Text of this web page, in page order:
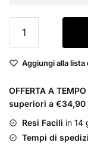
pour
Homme
Eau
Parfum
quantità
Aggiungi alla lista
OFFERTA A
superiori a €34,90
Resi Facili in 14
Tempi di